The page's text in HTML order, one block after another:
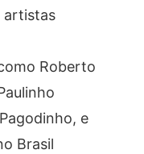
artistas
Roberto
e
Brasil